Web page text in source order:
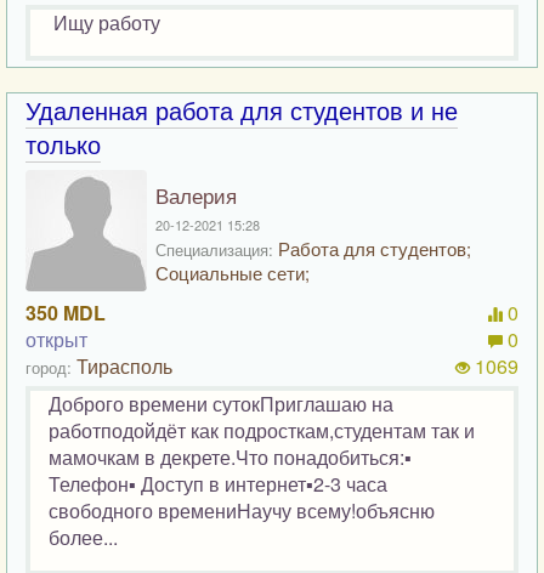
Ищу работу
Удаленная работа для студентов и не
только
Валерия
20-12-2021 15:28
Специализация: Работа для студентов;
Социальные сети;
350 MDL
открыт
город: Тирасполь
0
0
1069
Доброго времени сутокПриглашаю на
работподойдёт как подросткам,студентам так и
мамочкам в декрете.Что понадобиться:▪️
Телефон▪️ Доступ в интернет▪️2-3 часа
свободного времениНаучу всему!объясню
более...